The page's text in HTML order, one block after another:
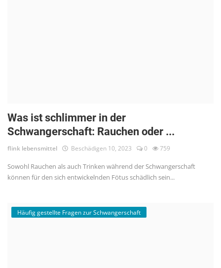
Was ist schlimmer in der
Schwangerschaft: Rauchen oder ...
flink lebensmittel Beschädigen 10, 2023 0 759
Sowohl Rauchen als auch Trinken während der Schwangerschaft
können für den sich entwickelnden Fötus schädlich sein...
Häufig gestellte Fragen zur Schwangerschaft